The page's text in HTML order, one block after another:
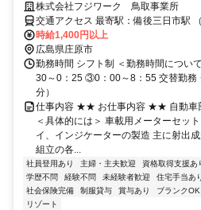
間 月5,000円キャンペーン実施中！
株式会社フジワーク 鳥取事業所
交通アクセス 最寄駅：備後三日市駅 （勤務地）広島県庄原市 （事業
所）JR「鳥取」駅から徒歩2分
時給1,400円以上
広島県庄原市
勤務時間 シフト制 ＜勤務時間につ
30～0：25 ③0：00～8：55 交替勤
分）
仕事内容 ★★ お仕事内容 ★★ 自動車
＜具体的には＞ 車載用メーターセッ
イ、インジケーターの製造 主に射出
組立の各...
社員登用あり 主婦・主夫歓迎 資格取得支援あ
学歴不問
経験不問 未経験者歓迎 住宅手当あ
社会保険完備
制服貸与 賞与あり ブランクOK
リゾート